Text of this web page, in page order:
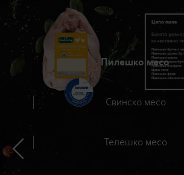
Пилешко месо
Свинско месо
Телешко месо